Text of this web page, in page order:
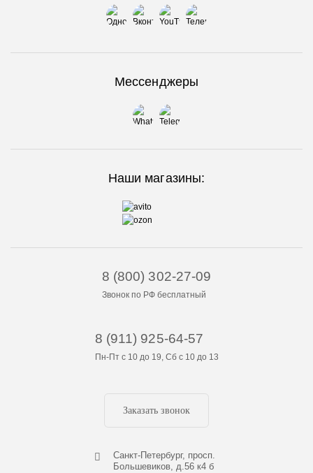
Мессенджеры
Наши магазины:
8 (800) 302-27-09
Звонок по РФ бесплатный
8 (911) 925-64-57
Пн-Пт с 10 до 19, Сб с 10 до 13
Заказать звонок
Cанкт-Петербург, просп.
Большевиков, д.56 к4 б